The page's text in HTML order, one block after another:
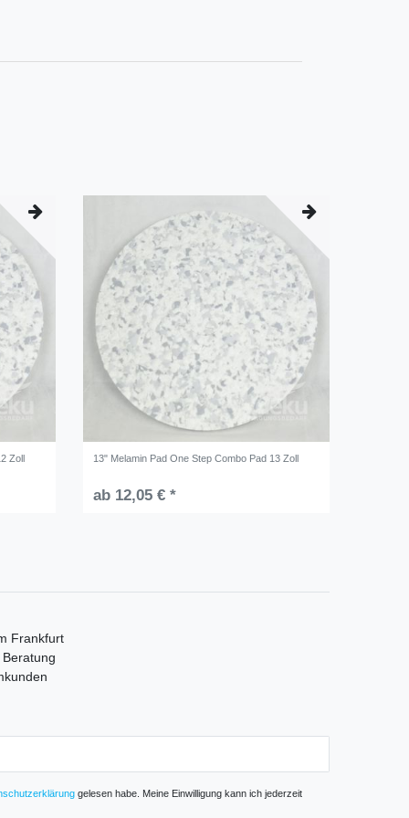
Zoll 13" Melamin Pad One Step Combo Pad 13 Zoll
ab 12,05 € *
Frankfurt
gelesen habe. Meine Einwilligung kann ich jederzeit